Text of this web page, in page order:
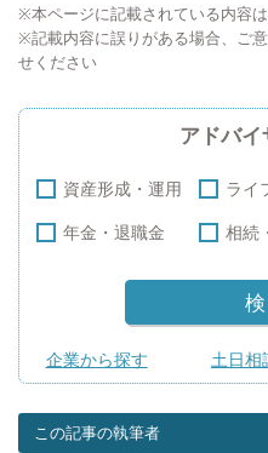
※本ページに記載されている内容
※記載内容に誤りがある場合、ご
せください
アドバ
資産形成・運用 ライ
年金・退職金
相続
企業から探す 土日相
この記事の執筆者